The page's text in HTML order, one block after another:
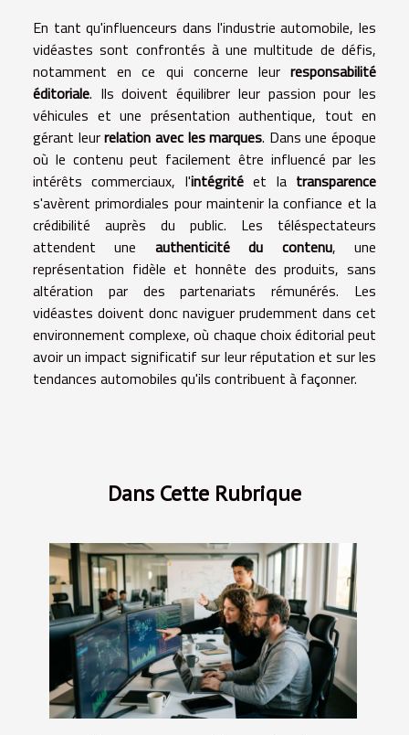
En tant qu'influenceurs dans l'industrie automobile, les
vidéastes sont confrontés à une multitude de défis,
notamment en ce qui concerne leur responsabilité
éditoriale. Ils doivent équilibrer leur passion pour les
véhicules et une présentation authentique, tout en
gérant leurrelation avec les marques. Dans une époque
où le contenu peut facilement être influencé par les
intérêts commerciaux, l'intégritéet la transparence
s'avèrent primordiales pour maintenir la confiance et la
crédibilité auprès du public. Les téléspectateurs
attendent une authenticité du contenu, une
représentation fidèle et honnête des produits, sans
altération par des partenariats rémunérés. Les
vidéastes doivent donc naviguer prudemment dans cet
environnement complexe, où chaque choix éditorial peut
avoir un impact significatif sur leur réputation et sur les
tendances automobiles qu'ils contribuent à façonner.
Dans Cette Rubrique